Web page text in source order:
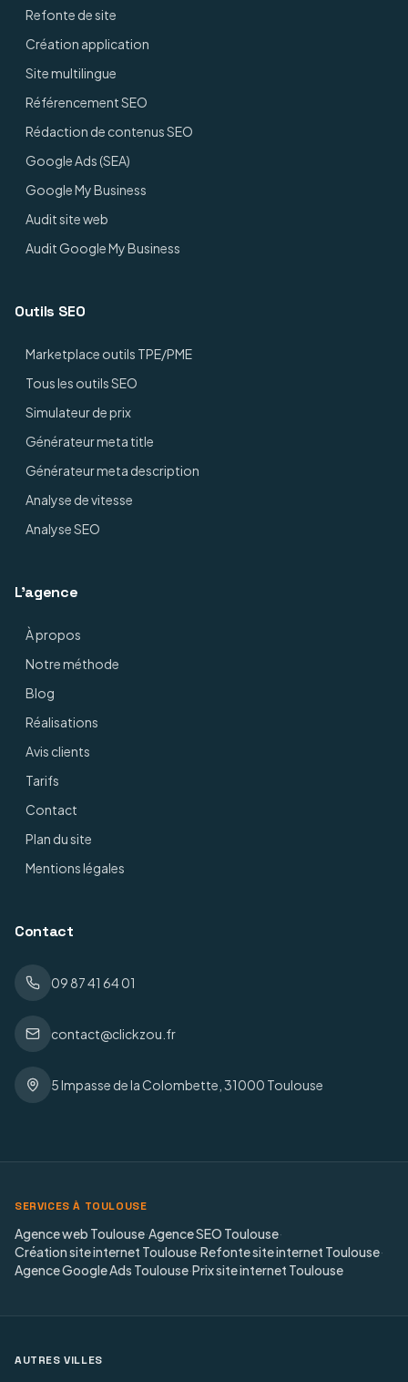
Refonte de site
Création application
Site multilingue
Référencement SEO
Rédaction de contenus SEO
Google Ads (SEA)
Google My Business
Audit site web
Audit Google My Business
Outils SEO
Marketplace outils TPE/PME
Tous les outils SEO
Simulateur de prix
Générateur meta title
Générateur meta description
Analyse de vitesse
Analyse SEO
L'agence
À propos
Notre méthode
Blog
Réalisations
Avis clients
Tarifs
Contact
Plan du site
Mentions légales
Contact
09 87 41 64 01
contact@clickzou.fr
5 Impasse de la Colombette, 31000 Toulouse
SERVICES À TOULOUSE
Agence web Toulouse·Agence SEO Toulouse·
Création site internet Toulouse·Refonte site internet Toulouse·
Agence Google Ads Toulouse·Prix site internet Toulouse
AUTRES VILLES